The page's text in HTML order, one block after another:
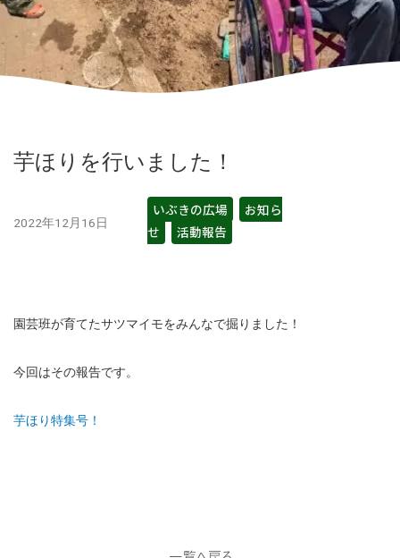
芋ほりを行いました！
2022年12月16日
いぶきの広場
お知ら
せ
活動報告
園芸班が育てたサツマイモをみんなで掘りました！
今回はその報告です。
芋ほり特集号！